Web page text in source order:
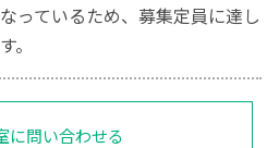
っているため、募集定員に達し
。
に問い合わせる